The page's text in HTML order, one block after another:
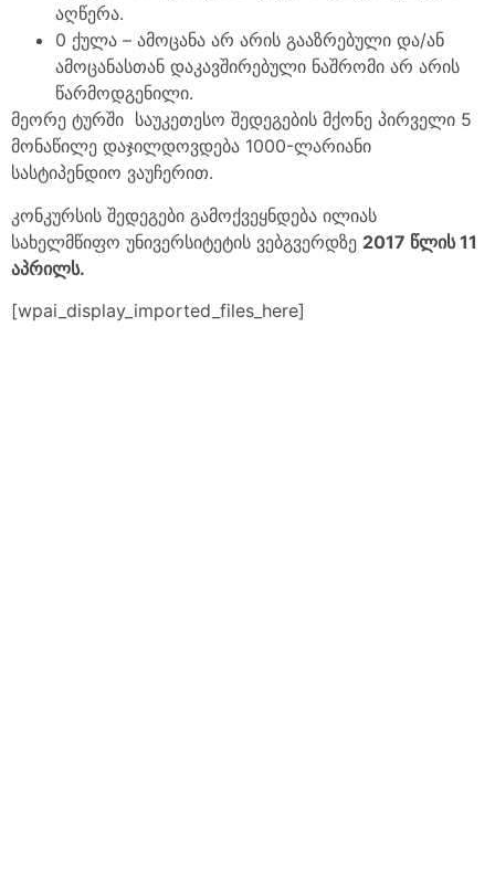
აღწერა.
0 ქულა – ამოცანა არ არის გააზრებული და/ან
ამოცანასთან დაკავშირებული ნაშრომი არ არის
წარმოდგენილი.
მეორე ტურში საუკეთესო შედეგების მქონე პირველი 5
მონაწილე დაჯილდოვდება 1000-ლარიანი
სასტიპენდიო ვაუჩერით.
კონკურსის შედეგები გამოქვეყნდება ილიას
სახელმწიფო უნივერსიტეტის ვებგვერდზე 2017 წლის11
აპრილს.
[wpai_display_imported_files_here]